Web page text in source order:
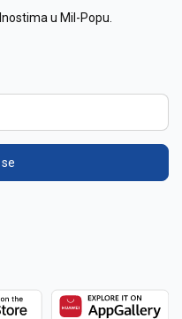
u Mil-Popu.